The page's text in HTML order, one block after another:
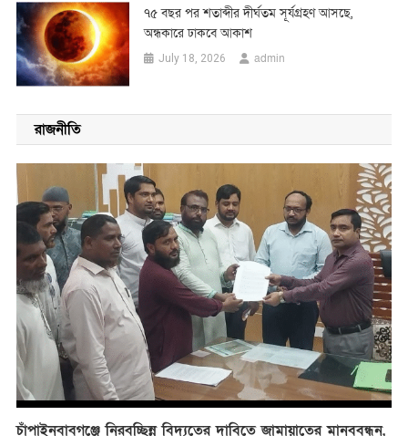
৭৫ বছর পর শতাব্দীর দীর্ঘতম সূর্যগ্রহণ আসছে,
অন্ধকারে ঢাকবে আকাশ
July 18, 2026 admin
রাজনীতি
চাঁপাইনবাবগঞ্জে নিরবচ্ছিন্ন বিদ্যুতের দাবিতে জামায়াতের মানববন্ধন,